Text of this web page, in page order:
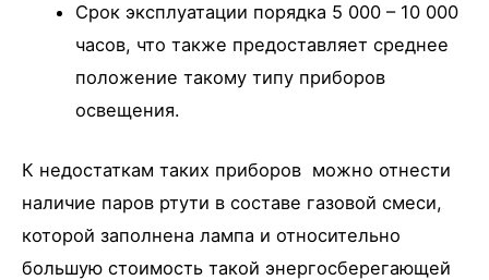
Срок эксплуатации порядка 5 000 – 10 000
часов, что также предоставляет среднее
положение такому типу приборов
освещения.
К недостаткам таких приборов можно отнести
наличие паров ртути в составе газовой смеси,
которой заполнена лампа и относительно
большую стоимость такой энергосберегающей